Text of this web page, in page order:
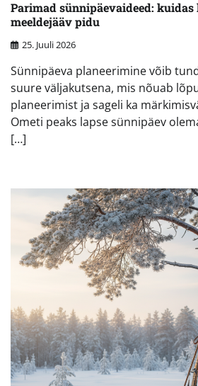
Parimad sünnipäevaideed:
meeldejääv pidu
25. Juuli 2026
Sünnipäeva planeerimine võib
suure väljakutsena, mis nõuab
planeerimist ja sageli ka
Ometi peaks lapse sünnipäev
[…]